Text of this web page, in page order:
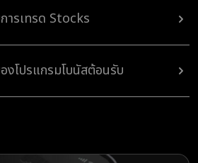
ารเทรด Stocks
งโปรแกรมโบนัสต้อนรับ